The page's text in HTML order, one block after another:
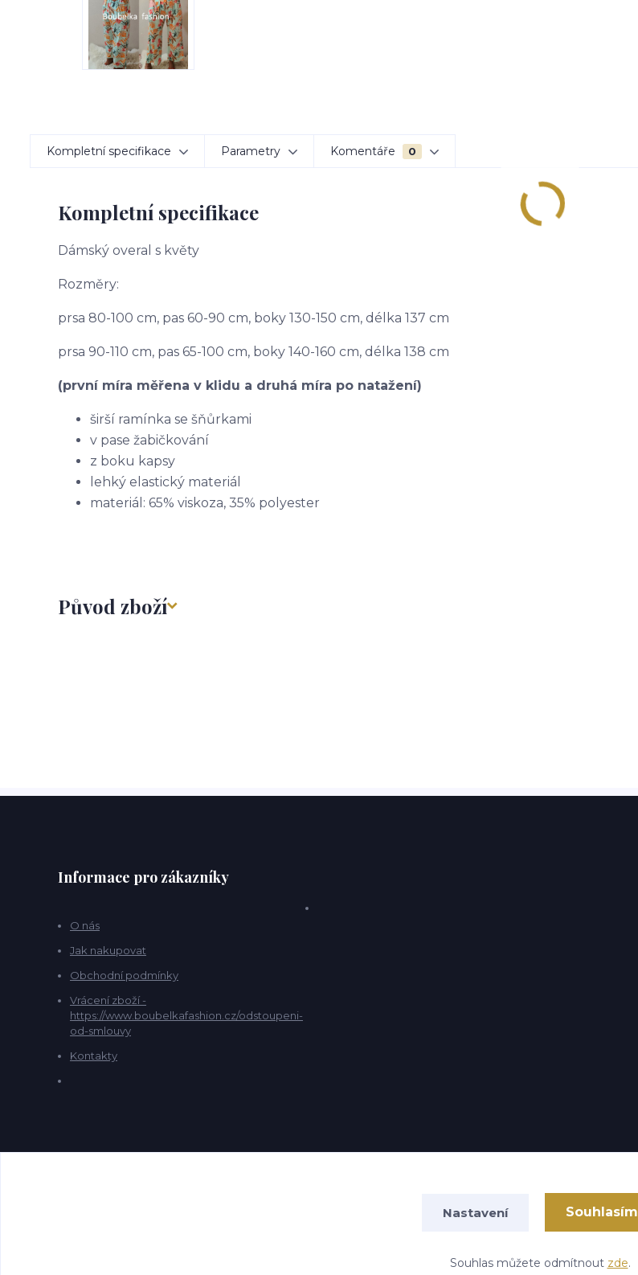
Kompletní specifikace Parametry Komentáře 0
Kompletní specifikace
Dámský overal s květy
Rozměry:
prsa 80-100 cm, pas 60-90 cm, boky 130-150 cm, délka 137 cm
prsa 90-110 cm, pas 65-100 cm, boky 140-160 cm, délka 138 cm
(první míra měřena v klidu a druhá míra po natažení)
širší ramínka se šňůrkami
v pase žabičkování
z boku kapsy
lehký elastický materiál
materiál: 65% viskoza, 35% polyester
Původ zboží
Informace pro zákazníky
O nás
Jak nakupovat
Obchodní podmínky
Vrácení zboží -
https://www.boubelkafashion.cz/odstoupeni-
od-smlouvy
Kontakty
Nastavení Souhlasím
Souhlas můžete odmítnout zde.